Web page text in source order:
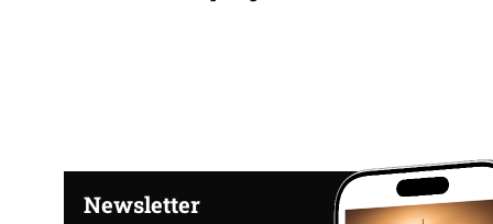
Newsletter